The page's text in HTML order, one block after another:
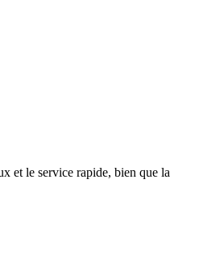
et le service rapide, bien que la